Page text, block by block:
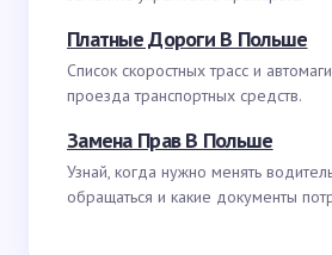
Платные Дороги В Польше
Список скоростных трасс и
проезда транспортных средств.
Замена Прав В Польше
Узнай, когда нужно менять
обращаться и какие документы